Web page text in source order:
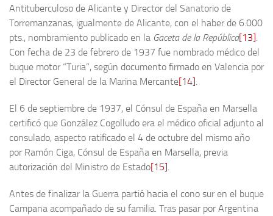
Antituberculoso de Alicante y Director del Sanatorio de
Torremanzanas, igualmente de Alicante, con el haber de 6.000
pts., nombramiento publicado en la Gaceta de la República[13].
Con fecha de 23 de febrero de 1937 fue nombrado médico del
buque motor “Turia”, según documento firmado en Valencia por
el Director General de la Marina Mercante[14].
El 6 de septiembre de 1937, el Cónsul de España en Marsella
certificó que González Cogolludo era el médico oficial adjunto al
consulado, aspecto ratificado el 4 de octubre del mismo año
por Ramón Ciga, Cónsul de España en Marsella, previa
autorización del Ministro de Estado[15].
Antes de finalizar la Guerra partió hacia el cono sur en el buque
Campana acompañado de su familia. Tras pasar por Argentina